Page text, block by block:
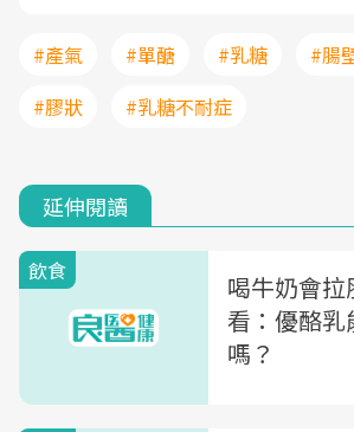
#產氣 #單醣 #乳糖 #腸
#膠狀
#乳糖不耐症
延伸閱讀
飲食
喝牛奶會
看：優酪乳
嗎？